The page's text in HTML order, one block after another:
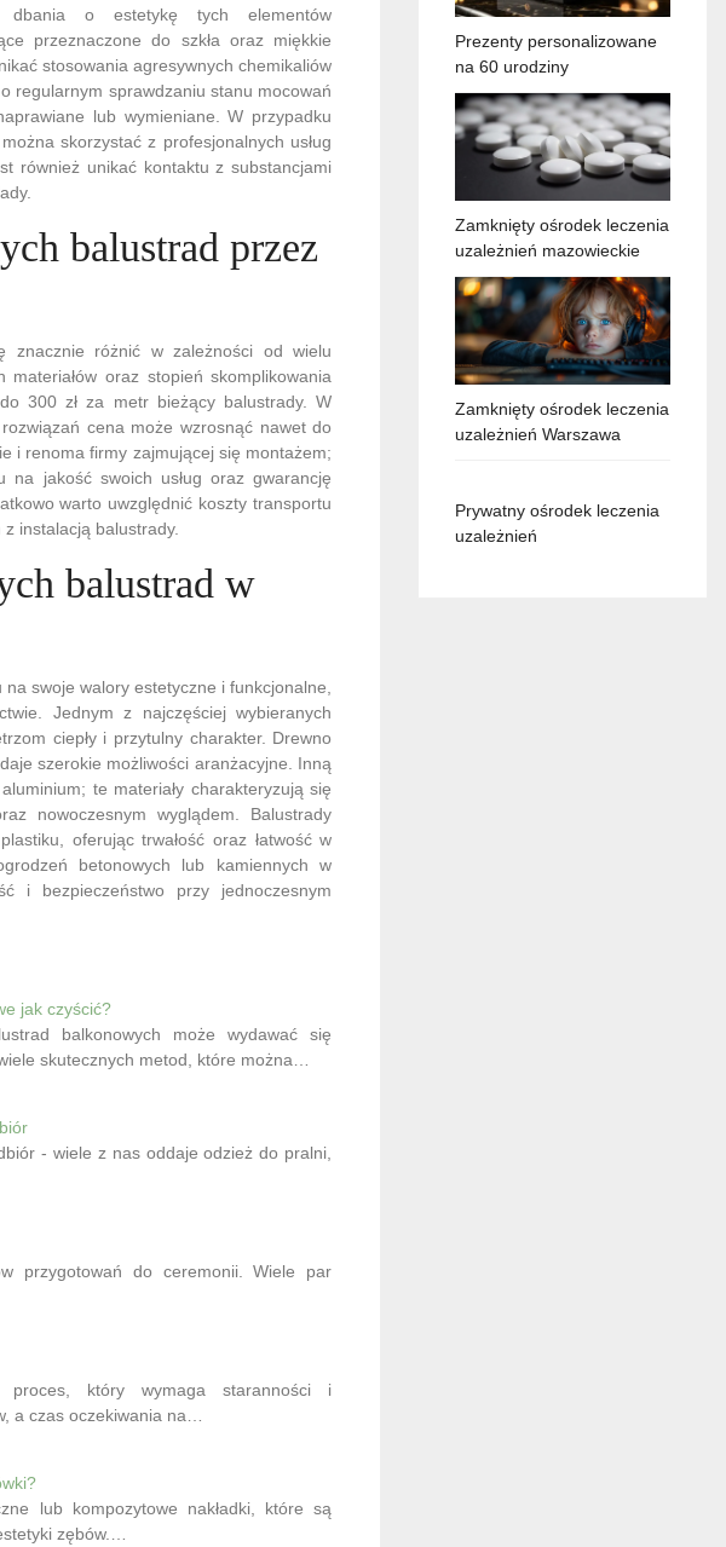
dbania o estetykę tych elementów
przeznaczone do szkła oraz miękkie
stosowania agresywnych chemikaliów
regularnym sprawdzaniu stanu mocowań
lub wymieniane. W przypadku
skorzystać z profesjonalnych usług
również unikać kontaktu z substancjami
balustrad przez
znacznie różnić w zależności od wielu
oraz stopień skomplikowania
300 zł za metr bieżący balustrady. W
cena może wzrosnąć nawet do
i renoma firmy zajmującej się montażem;
na jakość swoich usług oraz gwarancję
warto uwzględnić koszty transportu
instalacją balustrady.
balustrad w
swoje walory estetyczne i funkcjonalne,
Jednym z najczęściej wybieranych
ciepły i przytulny charakter. Drewno
szerokie możliwości aranżacyjne. Inną
te materiały charakteryzują się
nowoczesnym wyglądem. Balustrady
oferując trwałość oraz łatwość w
betonowych lub kamiennych w
i bezpieczeństwo przy jednoczesnym
jak czyścić?
balkonowych może wydawać się
skutecznych metod, które można…
- wiele z nas oddaje odzież do pralni,
przygotowań do ceremonii. Wiele par
proces, który wymaga staranności i
a czas oczekiwania na…
lub kompozytowe nakładki, które są
zębów.…
Prezenty personalizowane
na 60 urodziny
Zamknięty ośrodek leczenia
uzależnień mazowieckie
Zamknięty ośrodek leczenia
uzależnień Warszawa
Prywatny ośrodek leczenia
uzależnień